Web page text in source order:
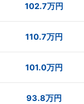
102.7万円
110.7万円
101.0万円
93.8万円